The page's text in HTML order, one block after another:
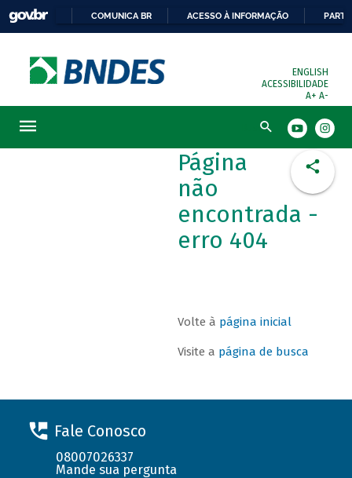
COMUNICA BR ACESSO À INFORMAÇÃO
ENGLISH
ACESSIBILIDADE
A+ A-
Busca
Página
não
encontrada -
erro 404
Volte à página inicial
Visite a página de busca
Fale Conosco
08007026337
Mande sua pergunta